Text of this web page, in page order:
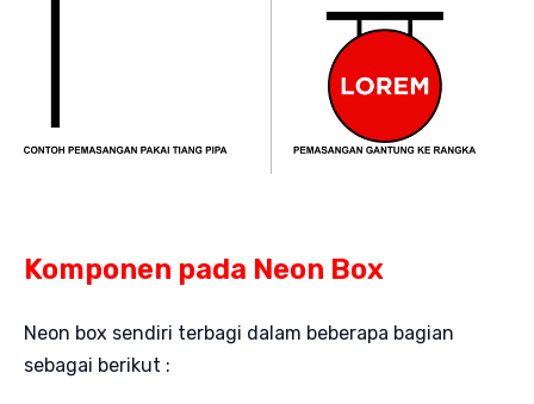
Komponen pada Neon Box
Neon box sendiri terbagi dalam beberapa bagian
sebagai berikut :